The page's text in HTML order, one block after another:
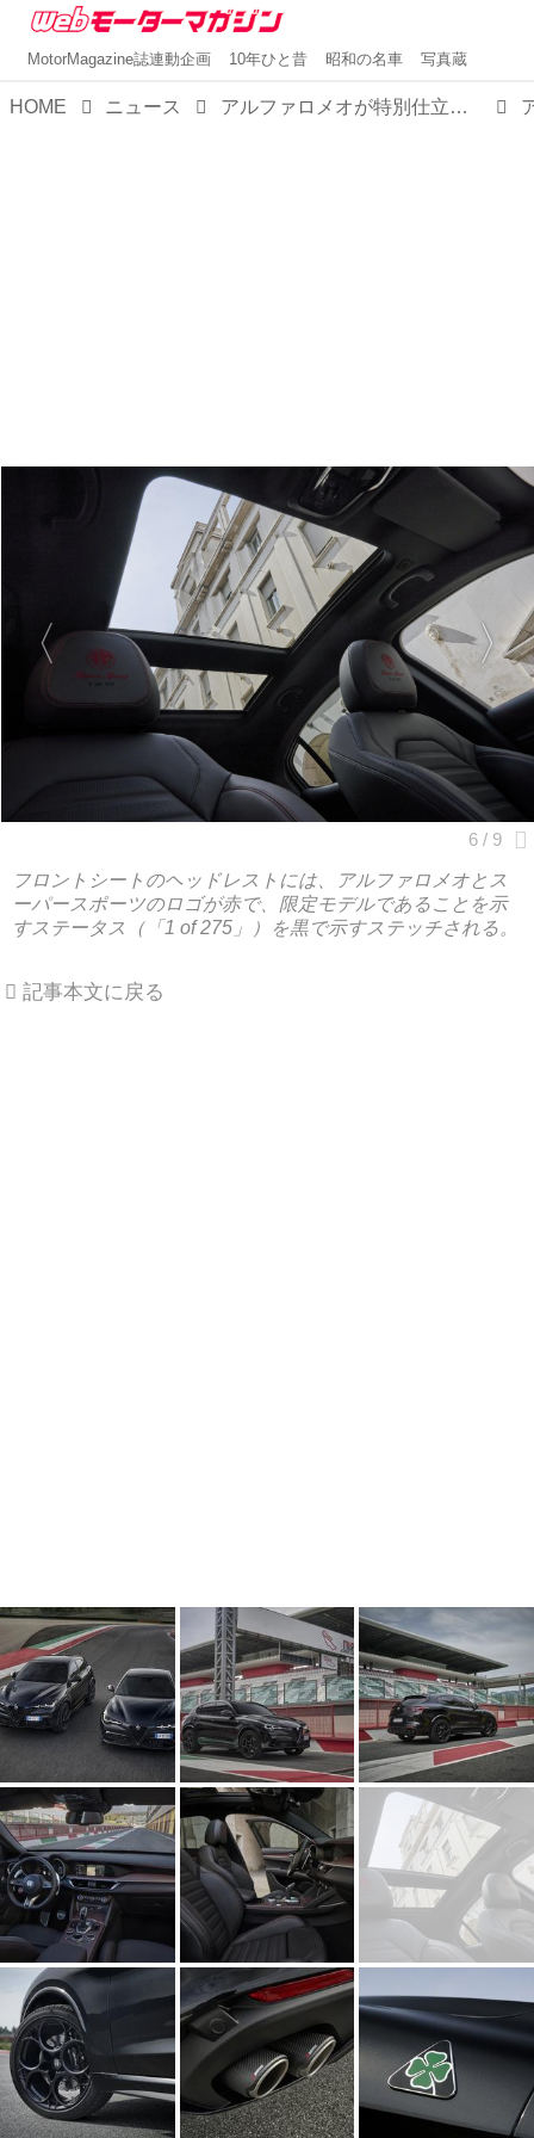
MotorMagazine誌連動企画 10年ひと昔 昭和の名車 写真蔵
HOME ニュース アルファロメオが特別仕立てのジュリアとステルヴィオを発表、全世界450台限定
フロントシートのヘッドレストには、アルファロメオとス
ーパースポーツのロゴが赤で、限定モデルであることを示
すステータス（「1 of 275」）を黒で示すステッチされる。
記事本文に戻る